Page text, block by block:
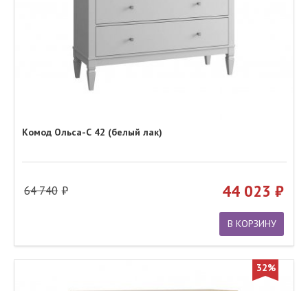
Комод Ольса-С 42 (белый лак)
64 740 44 023
В КОРЗИНУ
32%